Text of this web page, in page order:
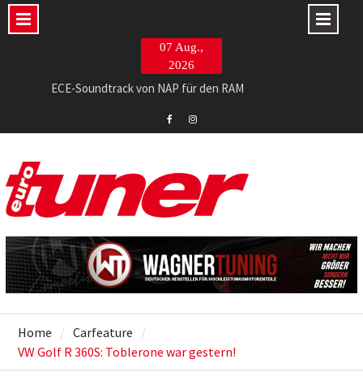
07 Aug.,
2026
ECE-Soundtrack von NAP für den RAM
Barracuda Razzer am Ingolstädter Topmodell
Home
Carfeature
VW Golf R 360S: Toblerone war gestern!